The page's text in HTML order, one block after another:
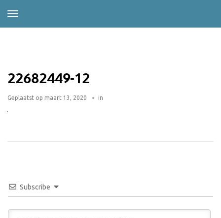
22682449-12
Geplaatst op maart 13, 2020 in
Subscribe